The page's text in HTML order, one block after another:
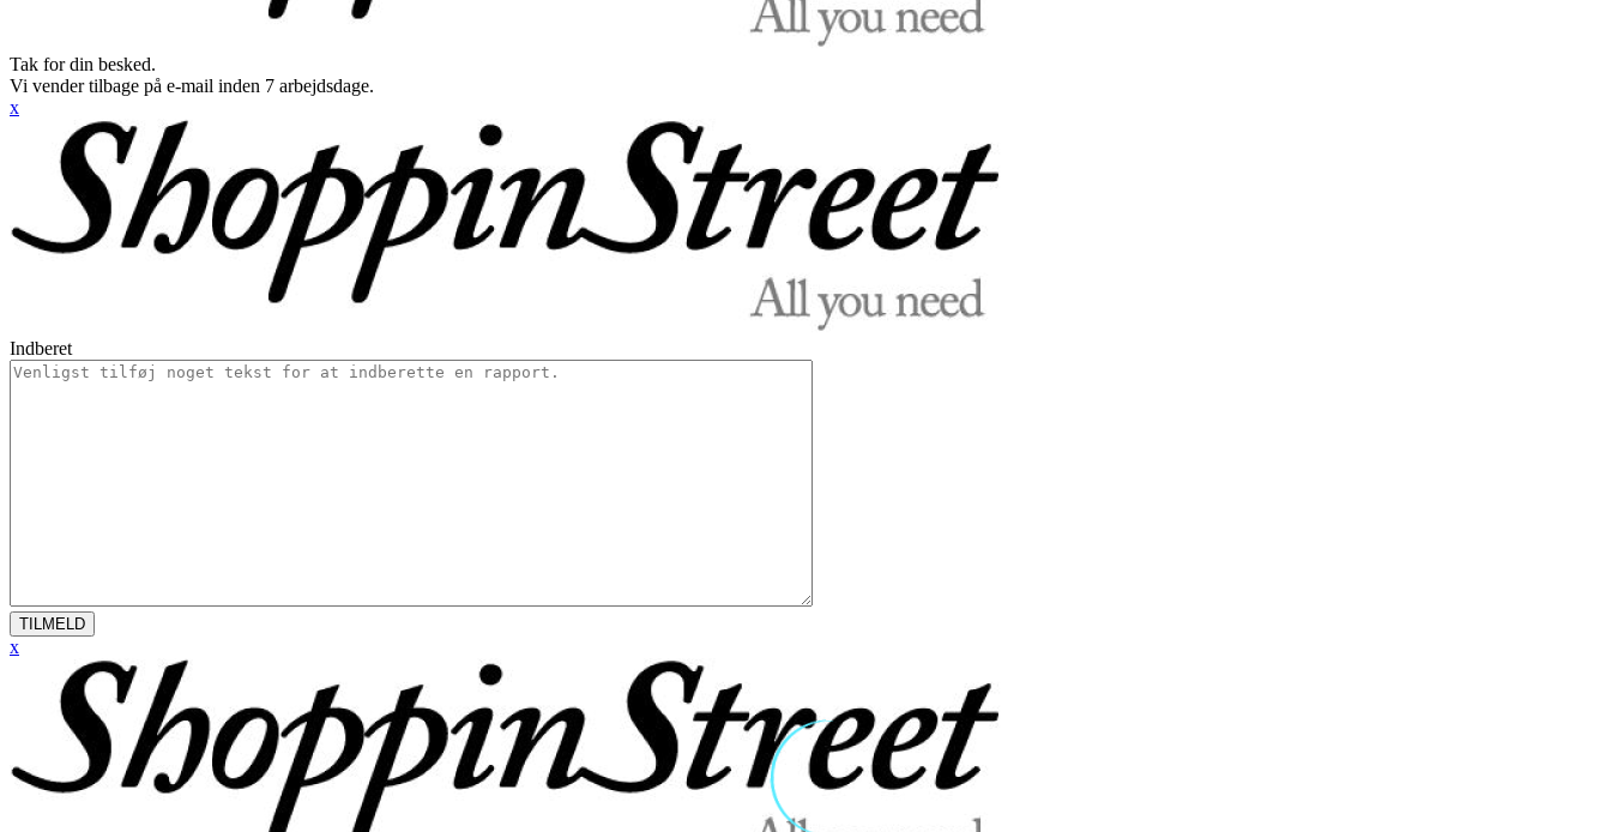
Tak for din besked.
Vi vender tilbage på e-mail inden 7 arbejdsdage.
x
Indberet
TILMELD
x